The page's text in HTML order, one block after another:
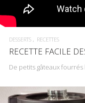
DESSERTS RECETTES
RECETTE FACILE
De petits gâteaux